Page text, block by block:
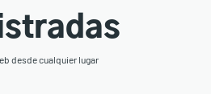
desde cualquier lugar